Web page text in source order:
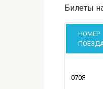
Билеты
НОМЕР
070Я